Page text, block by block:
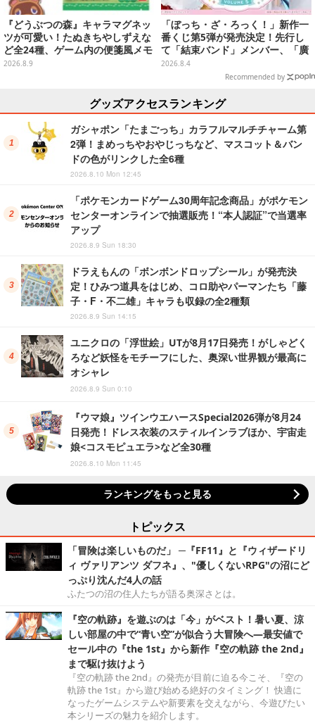
『どうぶつの森』キャラマグネッ
ツが可愛い！たぬきちやしずえな
ど全24種、ゲーム内の便箋風メモ
カード全10種も
2026.8.9
「ぼっち・ざ・ろっく！」新作一
番くじ第5弾が発売決定！先行し
て「結束バンド」メンバー、「廣
井きくり」のメイド衣装フィギュ
2026.8.4
Recommended by
グッズアクセスランキング
ガシャポン「たまごっち」カラフルマルチチャーム第
2弾！まめっちやおやじっちなど、マスコット＆バン
ドの色がリンクした全6種
2026.8.10 Mon 12:45
「ポケモンカードゲーム30周年記念商品」がポケモン
センターオンラインで抽選販売！“本人認証”で当選率
アップ
2026.8.9 Sun 18:30
ドラえもんの「ボンボンドロップシール」が発売決
定！ひみつ道具をはじめ、コロ助やパーマンたち「藤
子・F・不二雄」キャラも収録の全2種類
2026.8.9 Sun 14:15
ユニクロの「浮世絵」UTが8月17日発売！がしゃどく
ろなど妖怪をモチーフにした、奥深い世界観が最高に
オシャレ
2026.8.9 Sun 0:10
『ウマ娘』ツインウエハースSpecial2026弾が8月24
日発売！ドレス衣装のスティルインラブほか、宇宙走
娘<コスモピュエラ>など全30種
2026.8.10 Mon 11:45
ランキングをもっと見る
トピックス
「冒険は楽しいものだ」 ─『FF11』と『ウィザードリ
ィ ヴァリアンツ ダフネ』、"優しくないRPG"の沼にど
っぷり沈んだ4人の話
ふたつの沼の住人たちが語る奥深さとは。
『空の軌跡』を遊ぶのは「今」がベスト！暑い夏、涼
しい部屋の中で“青い空”が似合う大冒険へ―最安値で
セール中の『the 1st』から新作『空の軌跡 the 2nd』
まで駆け抜けよう
『空の軌跡 the 2nd』の発売が目前に迫る今こそ、『空の
軌跡 the 1st』から遊び始める絶好のタイミング！ 快適に
なったゲームシステムや新要素を交えながら、今遊びたい
本シリーズの魅力を紹介します。